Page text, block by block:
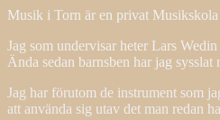
Musik i Torn är en privat
Jag som undervisar heter Lars
Ända sedan barnsben har jag
Jag har förutom de instrument som
att använda sig utav det man redan